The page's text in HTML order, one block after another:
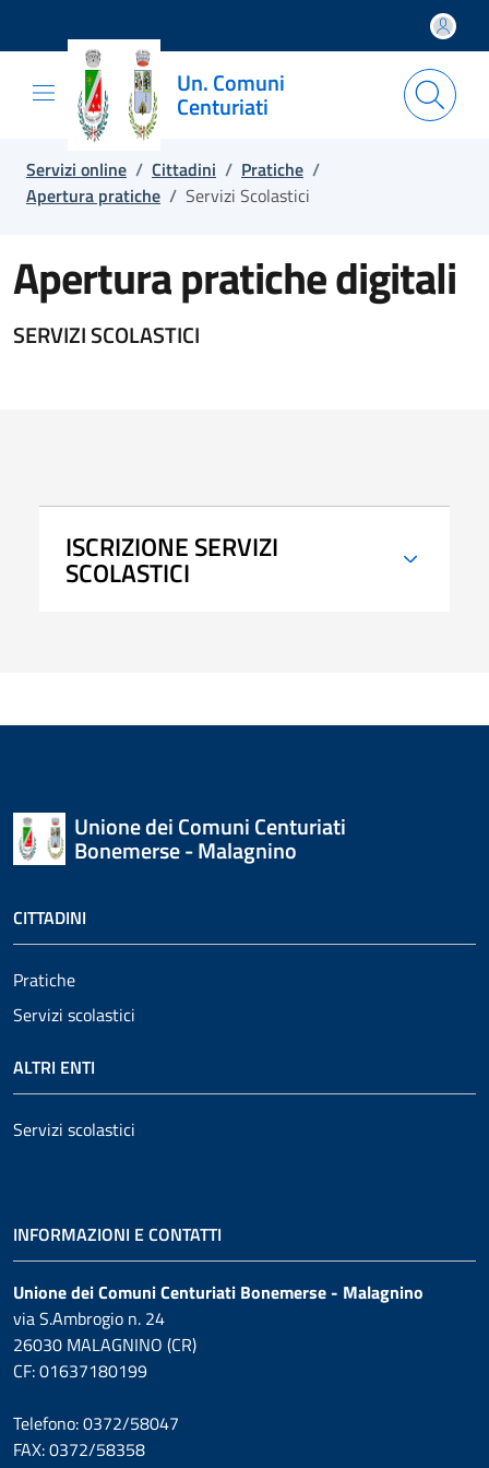
Salta e vai al contenuto
Salta e vai al footer
Un. Comuni
Centuriati
Servizi online / Cittadini / Pratiche /
Apertura pratiche / Servizi Scolastici
Apertura pratiche digitali
SERVIZI SCOLASTICI
ISCRIZIONE SERVIZI
SCOLASTICI
Unione dei Comuni Centuriati
Bonemerse - Malagnino
CITTADINI
Pratiche
Servizi scolastici
ALTRI ENTI
Servizi scolastici
INFORMAZIONI E CONTATTI
Unione dei Comuni Centuriati Bonemerse - Malagnino
via S.Ambrogio n. 24
26030 MALAGNINO (CR)
CF: 01637180199
Telefono: 0372/58047
FAX: 0372/58358